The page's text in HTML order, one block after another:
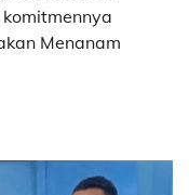
Menanam